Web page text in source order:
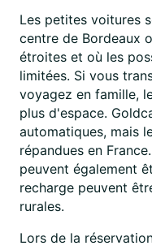
Les petites voitures
centre de Bordeaux
étroites et où les
limitées. Si vous
voyagez en famille,
plus d'espace.
automatiques, mais
répandues en
peuvent également
recharge peuvent
rurales.
Lors de la